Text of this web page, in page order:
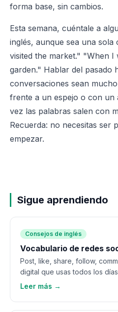
forma base, sin cambios.
Esta semana, cuéntale a
inglés, aunque sea una
visited the market." "When I
garden." Hablar del pasado
conversaciones sean
frente a un espejo o con un
vez las palabras salen con
Recuerda: no necesitas ser
empezar.
Sigue aprendiendo
Consejos de inglés
Vocabulario de redes
Post, like, share, follow,
digital que usas todos los
Leer más →